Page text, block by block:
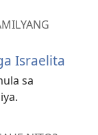
Israelita
sa